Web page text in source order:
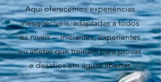
Aqui oferecemos experiências
inesquecíveis, adaptadas a todos
os níveis – iniciantes, experientes
ou atletas que treinam para provas
e desafios em águas abertas